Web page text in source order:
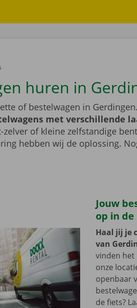
huren in
of bestelwagen in Gerdingen.
met verschillende
zelver of kleine zelfstandige
hebben wij de oplossing.
Jouw
op in
Haal jij je
van
vinden het
onze
openbaar
de fiets?